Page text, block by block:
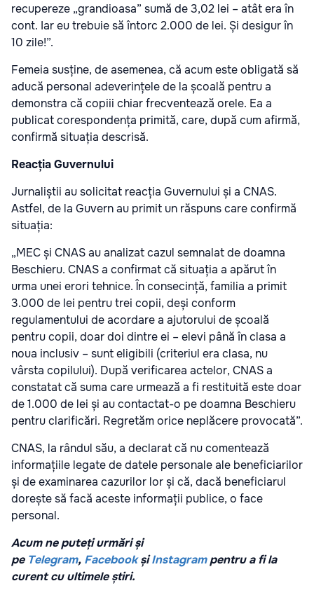
recupereze „grandioasa” sumă de 3,02 lei – atât era în
cont. Iar eu trebuie să întorc 2.000 de lei. Și desigur în
10 zile!”.
Femeia susține, de asemenea, că acum este obligată să
aducă personal adeverințele de la școală pentru a
demonstra că copiii chiar frecventează orele. Ea a
publicat corespondența primită, care, după cum afirmă,
confirmă situația descrisă.
Reacția Guvernului
Jurnaliștii au solicitat reacția Guvernului și a CNAS.
Astfel, de la Guvern au primit un răspuns care confirmă
situația:
„MEC și CNAS au analizat cazul semnalat de doamna
Beschieru. CNAS a confirmat că situația a apărut în
urma unei erori tehnice. În consecință, familia a primit
3.000 de lei pentru trei copii, deși conform
regulamentului de acordare a ajutorului de școală
pentru copii, doar doi dintre ei – elevi până în clasa a
noua inclusiv – sunt eligibili (criteriul era clasa, nu
vârsta copilului). După verificarea actelor, CNAS a
constatat că suma care urmează a fi restituită este doar
de 1.000 de lei și au contactat-o pe doamna Beschieru
pentru clarificări. Regretăm orice neplăcere provocată”.
CNAS, la rândul său, a declarat că nu comentează
informațiile legate de datele personale ale beneficiarilor
și de examinarea cazurilor lor și că, dacă beneficiarul
dorește să facă aceste informații publice, o face
personal.
Acum ne puteți urmări și
pe Telegram, Facebook șiInstagrampentru a fi la
curent cu ultimele știri.